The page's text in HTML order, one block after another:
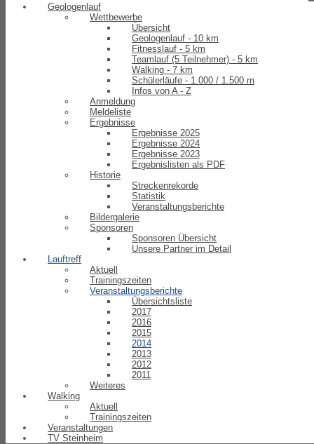
Geologenlauf
Wettbewerbe
Übersicht
Geologenlauf - 10 km
Fitnesslauf - 5 km
Teamlauf (5 Teilnehmer) - 5 km
Walking - 7 km
Schülerläufe - 1.000 / 1.500 m
Infos von A - Z
Anmeldung
Meldeliste
Ergebnisse
Ergebnisse 2025
Ergebnisse 2024
Ergebnisse 2023
Ergebnislisten als PDF
Historie
Streckenrekorde
Statistik
Veranstaltungsberichte
Bildergalerie
Sponsoren
Sponsoren Übersicht
Unsere Partner im Detail
Lauftreff
Aktuell
Trainingszeiten
Veranstaltungsberichte
Übersichtsliste
2017
2016
2015
2014
2013
2012
2011
Weiteres
Walking
Aktuell
Trainingszeiten
Veranstaltungen
TV Steinheim